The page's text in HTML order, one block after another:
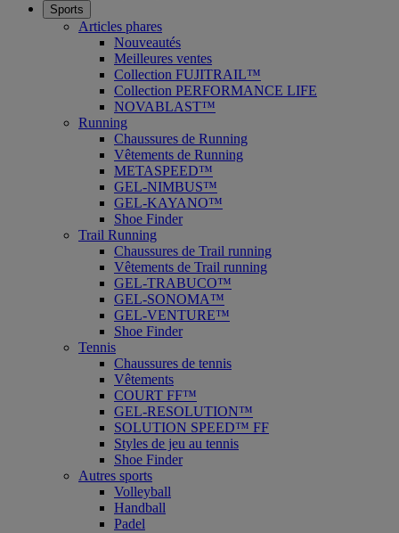
Sports
Articles phares
Nouveautés
Meilleures ventes
Collection FUJITRAIL™
Collection PERFORMANCE LIFE
NOVABLAST™
Running
Chaussures de Running
Vêtements de Running
METASPEED™
GEL-NIMBUS™
GEL-KAYANO™
Shoe Finder
Trail Running
Chaussures de Trail running
Vêtements de Trail running
GEL-TRABUCO™
GEL-SONOMA™
GEL-VENTURE™
Shoe Finder
Tennis
Chaussures de tennis
Vêtements
COURT FF™
GEL-RESOLUTION™
SOLUTION SPEED™ FF
Styles de jeu au tennis
Shoe Finder
Autres sports
Volleyball
Handball
Padel